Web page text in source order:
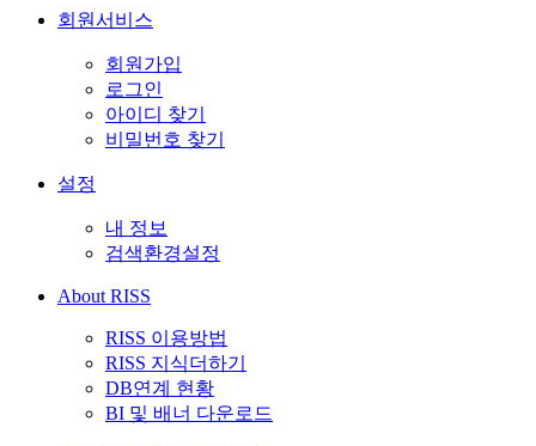
회원서비스
회원가입
로그인
아이디 찾기
비밀번호 찾기
설정
내 정보
검색환경설정
About RISS
RISS 이용방법
RISS 지식더하기
DB연계 현황
BI 및 배너 다운로드